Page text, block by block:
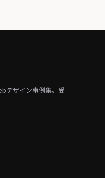
デザイン事例集。受